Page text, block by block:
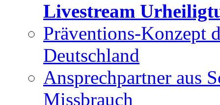
Livestream
Präventions-Konzept
Deutschland
Ansprechpartner aus
Missbrauch